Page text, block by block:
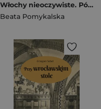
Włochy nieoczywiste. Północ. Część 1
Beata Pomykalska